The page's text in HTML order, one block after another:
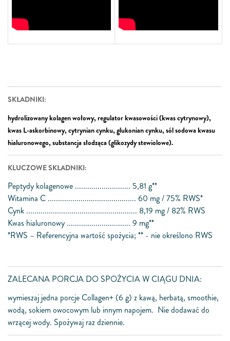
SKŁADNIKI:
hydrolizowany kolagen wołowy, regulator kwasowości (kwas cytrynowy),
kwas L-askorbinowy, cytrynian cynku, glukonian cynku, sól sodowa kwasu
hialuronowego, substancja słodząca (glikozydy stewiolowe).
KLUCZOWE SKŁADNIKI:
Peptydy kolagenowe ........................... 5,81 g**
Witamina C ........................................... 60 mg / 75% RWS*
Cynk ...................................................... 8,19 mg / 82% RWS
Kwas hialuronowy ............................... 9 mg**
*RWS – Referencyjna wartość spożycia; ** - nie określono RWS
ZALECANA PORCJA DO SPOŻYCIA W CIĄGU DNIA:
wymieszaj jedna porcje Collagen+ (6 g) z kawą, herbatą, smoothie,
wodą, sokiem owocowym lub innym napojem. Nie dodawać do
wrzącej wody. Spożywaj raz dziennie.